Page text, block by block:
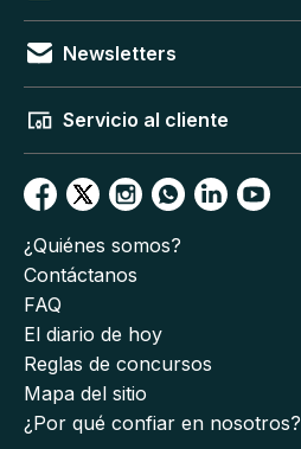
Newsletters
Servicio al cliente
¿Quiénes somos?
Contáctanos
FAQ
El diario de hoy
Reglas de concursos
Mapa del sitio
¿Por qué confiar en nosotros?